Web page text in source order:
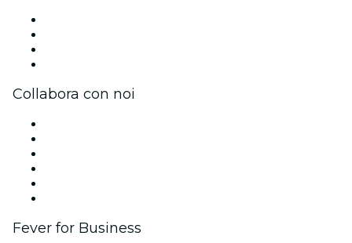
Collabora con noi
Fever for Business